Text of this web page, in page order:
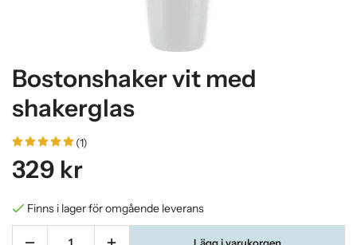
Bostonshaker vit med
shakerglas
(1)
329 kr
Finns i lager för omgående leverans